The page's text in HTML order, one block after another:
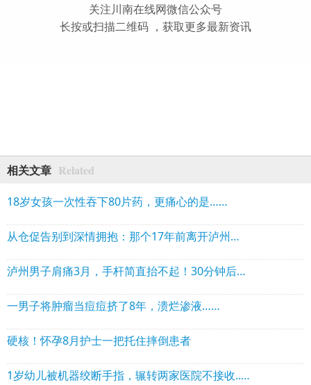
关注川南在线网微信公众号
长按或扫描二维码 ，获取更多最新资讯
相关文章 Related
18岁女孩一次性吞下80片药，更痛心的是……
从仓促告别到深情拥抱：那个17年前离开泸州的青川女孩回来了
泸州男子肩痛3月，手杆简直抬不起！30分钟后……
一男子将肿瘤当痘痘挤了8年，溃烂渗液……
硬核！怀孕8月护士一把托住摔倒患者
1岁幼儿被机器绞断手指，辗转两家医院不接收......